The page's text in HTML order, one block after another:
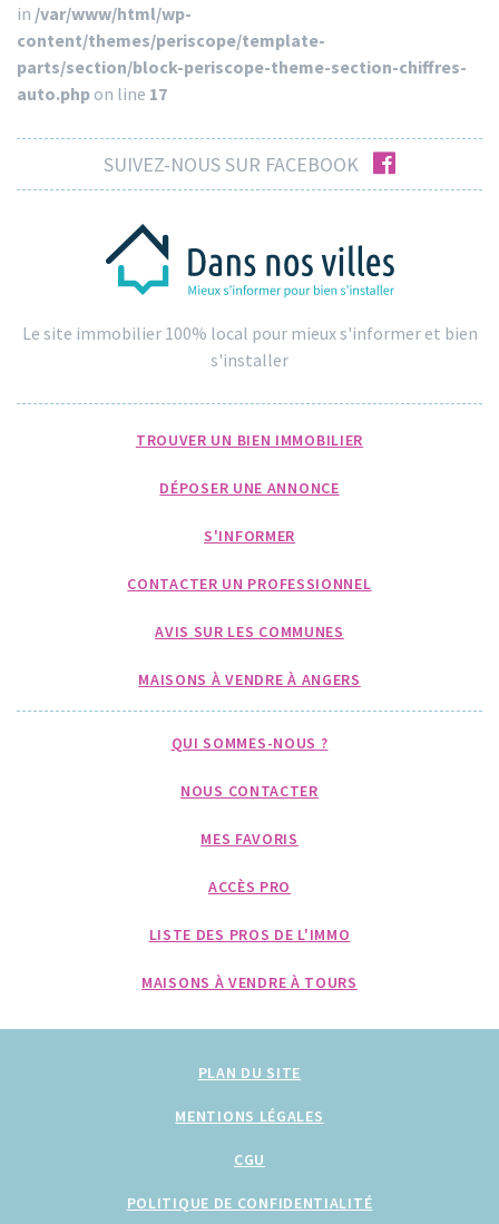
in /var/www/html/wp-
content/themes/periscope/template-
parts/section/block-periscope-theme-section-chiffres-
auto.php on line 17
SUIVEZ-NOUS SUR FACEBOOK facebook
Le site immobilier 100% local pour mieux s'informer et bien
s'installer
TROUVER UN BIEN IMMOBILIER
DÉPOSER UNE ANNONCE
S'INFORMER
CONTACTER UN PROFESSIONNEL
AVIS SUR LES COMMUNES
MAISONS À VENDRE À ANGERS
QUI SOMMES-NOUS ?
NOUS CONTACTER
MES FAVORIS
ACCÈS PRO
LISTE DES PROS DE L'IMMO
MAISONS À VENDRE À TOURS
PLAN DU SITE
MENTIONS LÉGALES
CGU
POLITIQUE DE CONFIDENTIALITÉ